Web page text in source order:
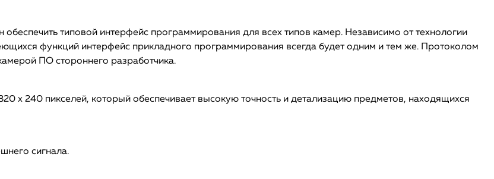
типовой интерфейс программирования для всех типов камер. Независимо от технологии
функций интерфейс прикладного программирования всегда будет одним и тем же. Протоколом
ПО стороннего разработчика.
x 240 пикселей, который обеспечивает высокую точность и детализацию предметов, находящихся
сигнала.